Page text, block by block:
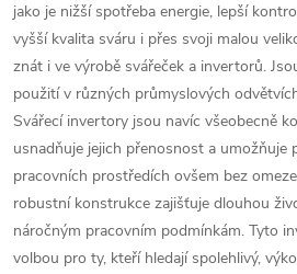
jako je nižší spotřeba energie, lepší
vyšší kvalita sváru i přes svoji malou
znát i ve výrobě svářeček a invertorů.
použití v různých průmyslových
Svářecí invertory jsou navíc všeobecně
usnadňuje jejich přenosnost a umožňuje
pracovních prostředích ovšem bez
robustní konstrukce zajišťuje dlouhou
náročným pracovním podmínkám. Tyto
volbou pro ty, kteří hledají spolehlivý,